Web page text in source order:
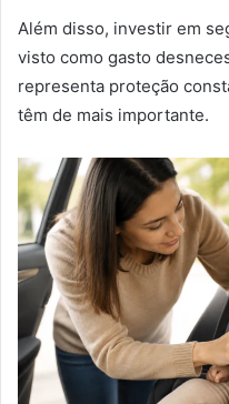
Além disso, investir em
visto como gasto
representa proteção
têm de mais importante.